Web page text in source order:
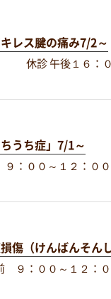
ス腱の痛み7/2～
休診 午後１６：
うち症」7/1～
：００～１２：０
（けんばんそん
９：００～１２：